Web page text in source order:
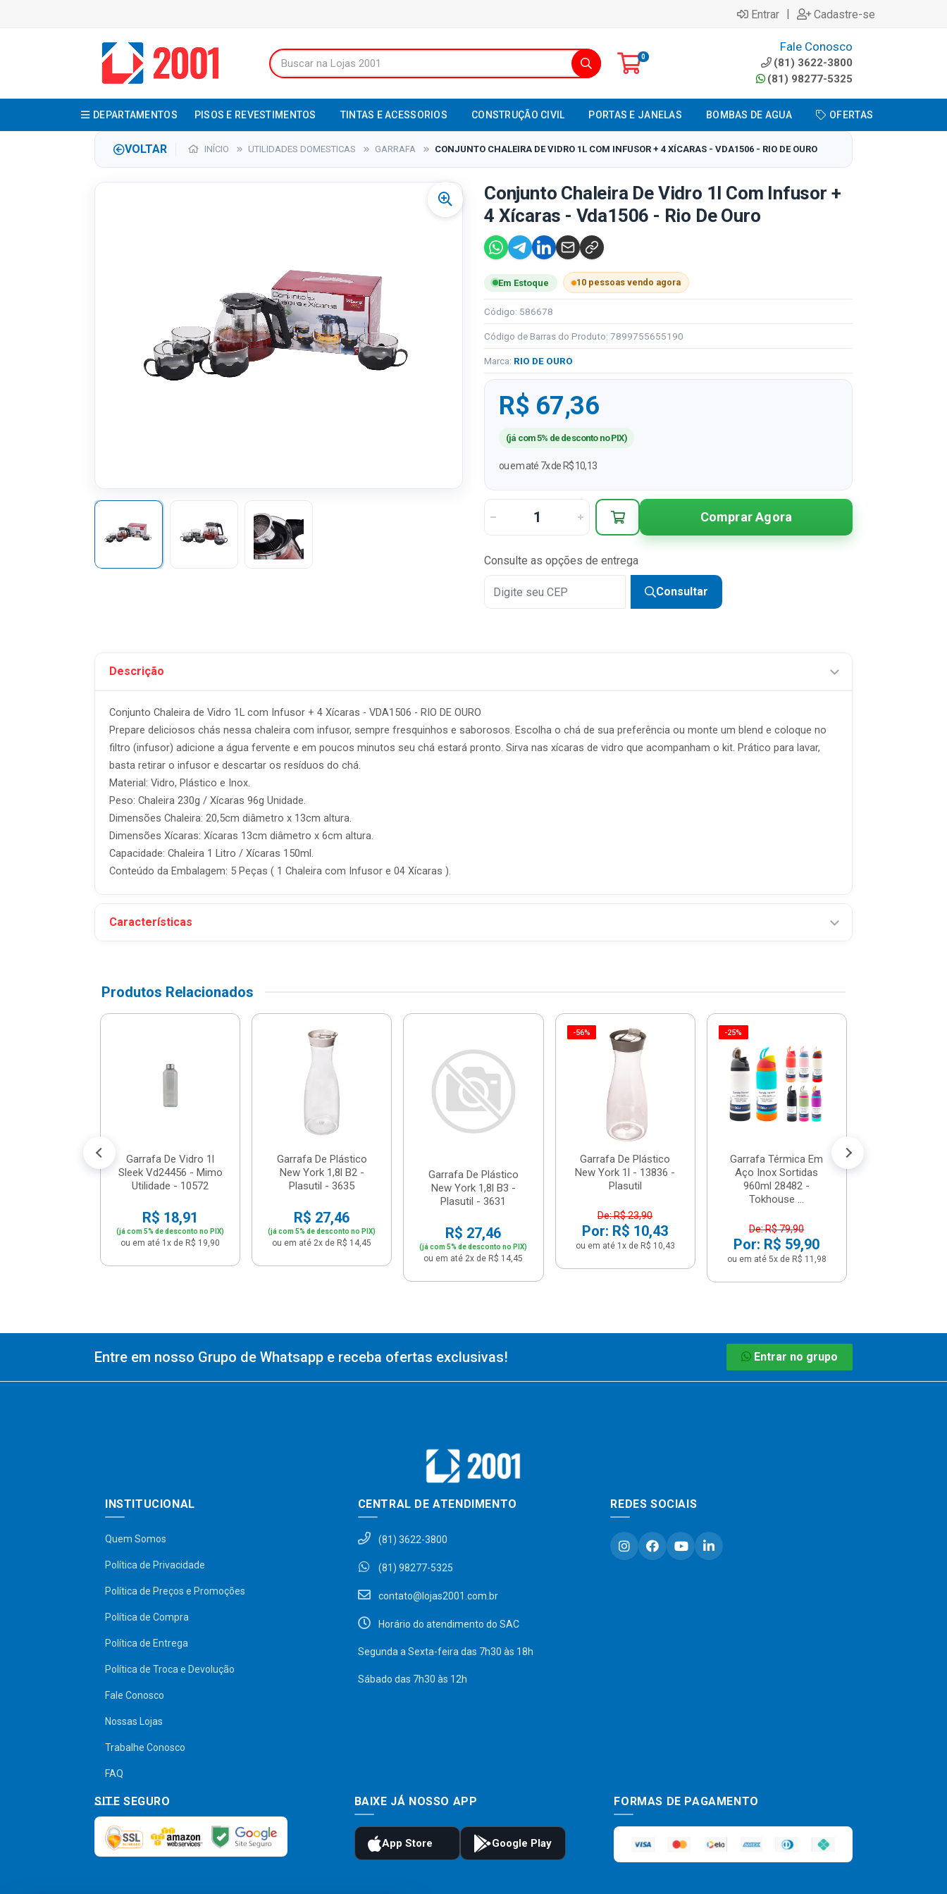
Entrar | Cadastre-se
0
Fale Conosco
(81) 3622-3800
(81) 98277-5325
DEPARTAMENTOS PISOS E REVESTIMENTOS TINTAS E ACESSORIOS CONSTRUÇÃO CIVIL PORTAS E JANELAS BOMBAS DE AGUA OFERTAS
VOLTAR INÍCIO UTILIDADES DOMESTICAS GARRAFA CONJUNTO CHALEIRA DE VIDRO 1L COM INFUSOR + 4 XÍCARAS - VDA1506 - RIO DE OURO
Conjunto Chaleira De Vidro 1l Com Infusor +
4 Xícaras - Vda1506 - Rio De Ouro
Em Estoque 10 pessoas vendo agora
Código: 586678
Código de Barras do Produto: 7899755655190
Marca: RIO DE OURO
R$ 67,36
(já com 5% de desconto no PIX)
ou em até 7x de R$ 10,13
Comprar Agora
Consulte as opções de entrega
Consultar
Descrição
Conjunto Chaleira de Vidro 1L com Infusor + 4 Xícaras - VDA1506 - RIO DE OURO
Prepare deliciosos chás nessa chaleira com infusor, sempre fresquinhos e saborosos. Escolha o chá de sua preferência ou monte um blend e coloque no
filtro (infusor) adicione a água fervente e em poucos minutos seu chá estará pronto. Sirva nas xícaras de vidro que acompanham o kit. Prático para lavar,
basta retirar o infusor e descartar os resíduos do chá.
Material: Vidro, Plástico e Inox.
Peso: Chaleira 230g / Xícaras 96g Unidade.
Dimensões Chaleira: 20,5cm diâmetro x 13cm altura.
Dimensões Xícaras: Xícaras 13cm diâmetro x 6cm altura.
Capacidade: Chaleira 1 Litro / Xícaras 150ml.
Conteúdo da Embalagem: 5 Peças ( 1 Chaleira com Infusor e 04 Xícaras ).
Características
Produtos Relacionados
Garrafa De Vidro 1l
Sleek Vd24456 - Mimo
Utilidade - 10572
R$ 18,91
(já com 5% de desconto no PIX)
ou em até 1x de R$ 19,90
Garrafa De Plástico
New York 1,8l B2 -
Plasutil - 3635
R$ 27,46
(já com 5% de desconto no PIX)
ou em até 2x de R$ 14,45
Garrafa De Plástico
New York 1,8l B3 -
Plasutil - 3631
R$ 27,46
(já com 5% de desconto no PIX)
ou em até 2x de R$ 14,45
-56%
Garrafa De Plástico
New York 1l - 13836 -
Plasutil
De: R$ 23,90
Por: R$ 10,43
ou em até 1x de R$ 10,43
-25%
Garrafa Térmica Em
Aço Inox Sortidas
960ml 28482 -
Tokhouse ...
De: R$ 79,90
Por: R$ 59,90
ou em até 5x de R$ 11,98
Entre em nosso Grupo de Whatsapp e receba ofertas exclusivas! Entrar no grupo
INSTITUCIONAL
Quem Somos
Política de Privacidade
Política de Preços e Promoções
Política de Compra
Política de Entrega
Política de Troca e Devolução
Fale Conosco
Nossas Lojas
Trabalhe Conosco
FAQ
CENTRAL DE ATENDIMENTO
(81) 3622-3800
(81) 98277-5325
contato@lojas2001.com.br
Horário do atendimento do SAC
Segunda a Sexta-feira das 7h30 às 18h
Sábado das 7h30 às 12h
REDES SOCIAIS
SITE SEGURO BAIXE JÁ NOSSO APP FORMAS DE PAGAMENTO